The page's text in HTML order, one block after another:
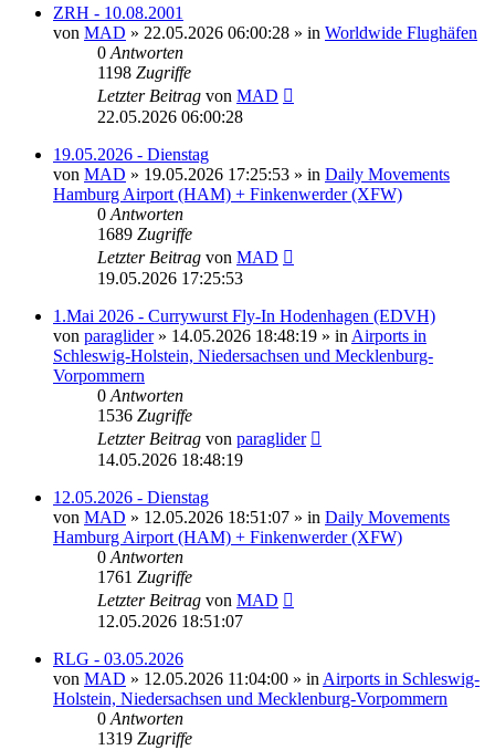
ZRH - 10.08.2001
von MAD » 22.05.2026 06:00:28 » in Worldwide Flughäfen
0 Antworten
1198 Zugriffe
Letzter Beitrag von MAD
22.05.2026 06:00:28
19.05.2026 - Dienstag
von MAD » 19.05.2026 17:25:53 » in Daily Movements
Hamburg Airport (HAM) + Finkenwerder (XFW)
0 Antworten
1689 Zugriffe
Letzter Beitrag von MAD
19.05.2026 17:25:53
1.Mai 2026 - Currywurst Fly-In Hodenhagen (EDVH)
von paraglider» 14.05.2026 18:48:19 » in Airports in
Schleswig-Holstein, Niedersachsen und Mecklenburg-
Vorpommern
0 Antworten
1536 Zugriffe
Letzter Beitrag von paraglider
14.05.2026 18:48:19
12.05.2026 - Dienstag
von MAD » 12.05.2026 18:51:07 » in Daily Movements
Hamburg Airport (HAM) + Finkenwerder (XFW)
0 Antworten
1761 Zugriffe
Letzter Beitrag von MAD
12.05.2026 18:51:07
RLG - 03.05.2026
von MAD » 12.05.2026 11:04:00 » in Airports in Schleswig-
Holstein, Niedersachsen und Mecklenburg-Vorpommern
0 Antworten
1319 Zugriffe